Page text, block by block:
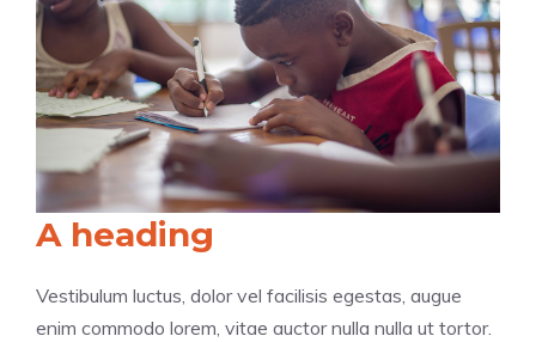
A heading
Vestibulum luctus, dolor vel facilisis egestas, augue
enim commodo lorem, vitae auctor nulla nulla ut tortor.